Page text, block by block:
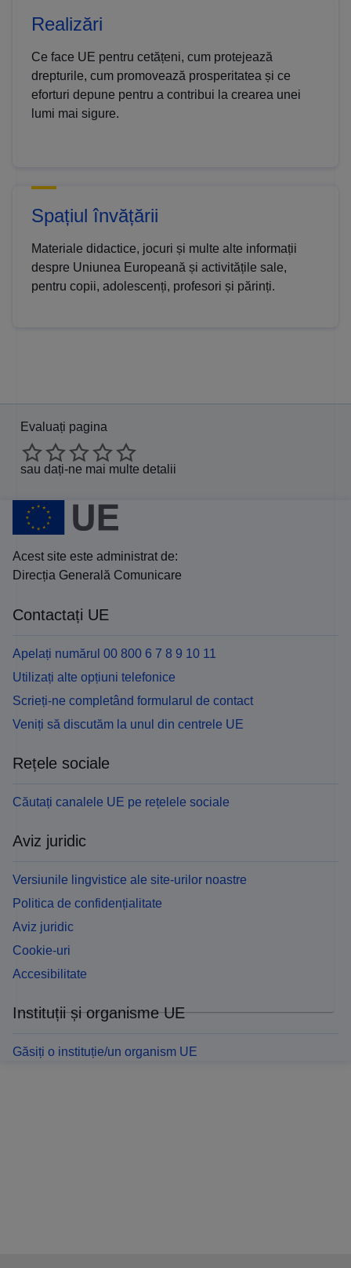
Realizări
Ce face UE pentru cetățeni, cum protejează
drepturile, cum promovează prosperitatea și ce
eforturi depune pentru a contribui la crearea unei
lumi mai sigure.
Spațiul învățării
Materiale didactice, jocuri și multe alte informații
despre Uniunea Europeană și activitățile sale,
pentru copii, adolescenți, profesori și părinți.
Evaluați pagina
sau dați-ne mai multe detalii
Acest site este administrat de:
Direcția Generală Comunicare
Contactați UE
Apelați numărul 00 800 6 7 8 9 10 11
Utilizați alte opțiuni telefonice
Scrieți-ne completând formularul de contact
Veniți să discutăm la unul din centrele UE
Rețele sociale
Căutați canalele UE pe rețelele sociale
Aviz juridic
Versiunile lingvistice ale site-urilor noastre
Politica de confidențialitate
Aviz juridic
Cookie-uri
Accesibilitate
Instituții și organisme UE
Găsiți o instituție/un organism UE